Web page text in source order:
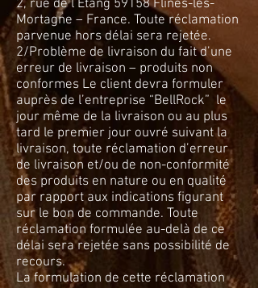
2, rue de l’Etang 59158 Flines-les-
Mortagne – France. Toute réclamation
parvenue hors délai sera rejetée.
2/Problème de livraison du fait d’une
erreur de livraison – produits non
conformes Le client devra formuler
auprès de l’entreprise “BellRock” le
jour même de la livraison ou au plus
tard le premier jour ouvré suivant la
livraison, toute réclamation d’erreur
de livraison et/ou de non-conformité
des produits en nature ou en qualité
par rapport aux indications figurant
sur le bon de commande. Toute
réclamation formulée au-delà de ce
délai sera rejetée sans possibilité de
recours.
La formulation de cette réclamation